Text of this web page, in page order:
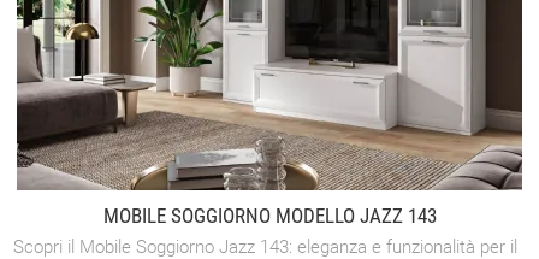
MOBILE SOGGIORNO MODELLO JAZZ 143
Scopri il Mobile Soggiorno Jazz 143: eleganza e funzionalità per il